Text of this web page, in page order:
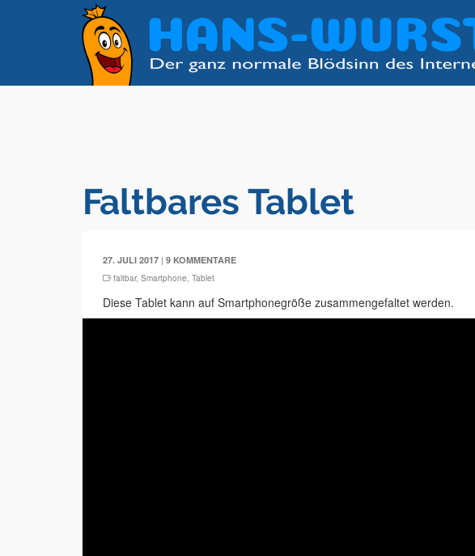
Faltbares Tablet
27. JULI 2017 | 9 KOMMENTARE
faltbar, Smartphone, Tablet
Diese Tablet kann auf Smartphonegröße zusammengefaltet werden.